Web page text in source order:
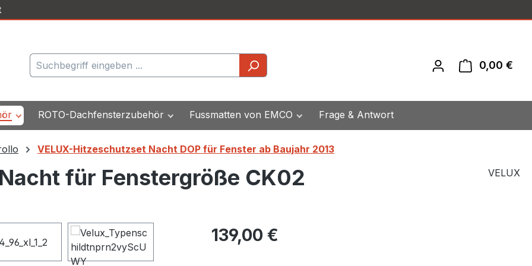
0,00 €
ROTO-Dachfensterzubehör Fussmatten von EMCO Frage & Antwort
VELUX-Hitzeschutzset Nacht DOP für Fenster ab Baujahr 2013
für Fenstergröße CK02 VELUX
Regulärer Preis:
139,00 €